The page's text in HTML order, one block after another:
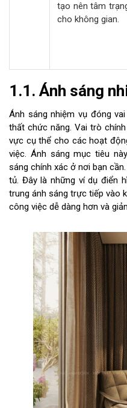
tạo nên tâm
cho không gian.
1.1. Ánh sáng
Ánh sáng nhiệm vụ đóng
thất chức năng. Vai trò
vực cụ thể cho các hoạt
việc. Ánh sáng mục tiêu
sáng chính xác ở nơi bạn
tủ. Đây là những ví dụ điển
trung ánh sáng trực tiếp vào
công việc dễ dàng hơn và